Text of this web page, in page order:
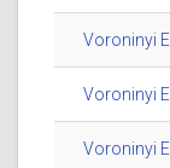
Voroninyi
Voroninyi
Voroninyi